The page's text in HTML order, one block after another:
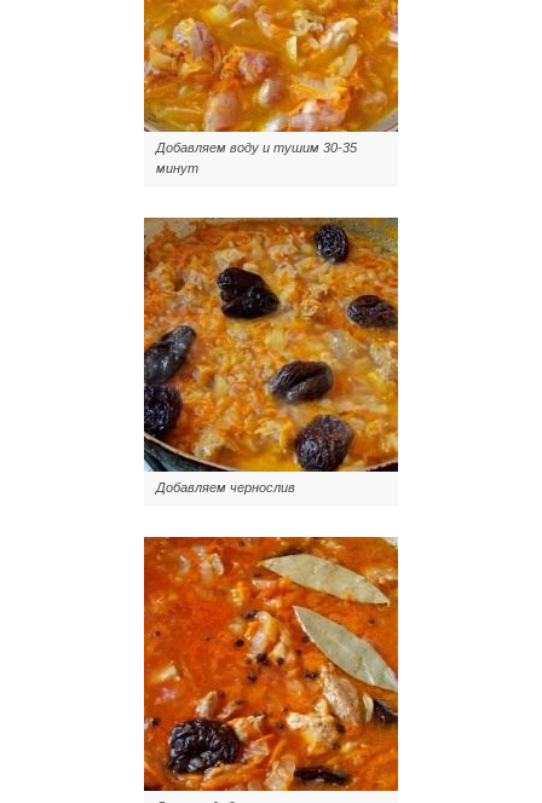
Добавляем воду и тушим 30-35
минут
Добавляем чернослив